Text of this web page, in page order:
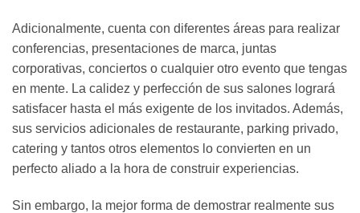
Adicionalmente, cuenta con diferentes áreas para realizar
conferencias, presentaciones de marca, juntas
corporativas, conciertos o cualquier otro evento que tengas
en mente. La calidez y perfección de sus salones logrará
satisfacer hasta el más exigente de los invitados. Además,
sus servicios adicionales de restaurante, parking privado,
catering y tantos otros elementos lo convierten en un
perfecto aliado a la hora de construir experiencias.
Sin embargo, la mejor forma de demostrar realmente sus